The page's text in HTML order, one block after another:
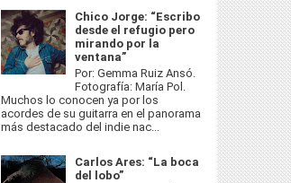
Chico Jorge: “Escribo
desde el refugio pero
mirando por la
ventana”
Por: Gemma Ruiz Ansó.
Fotografía: María Pol.
Muchos lo conocen ya por los
acordes de su guitarra en el panorama
más destacado del indie nac...
Carlos Ares: “La boca
del lobo”